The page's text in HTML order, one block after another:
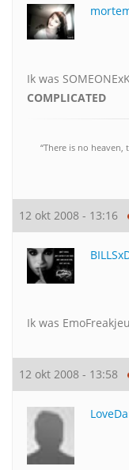
Ik was
COMPLICATED
“There is no heaven,
12 okt 2008 - 13:16
Ik was
12 okt 2008 - 13:58